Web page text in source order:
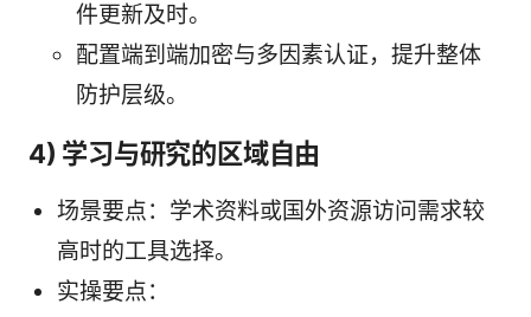
件更新及时。
配置端到端加密与多因素认证，提升整体
防护层级。
4) 学习与研究的区域自由
场景要点：学术资料或国外资源访问需求较
高时的工具选择。
实操要点：